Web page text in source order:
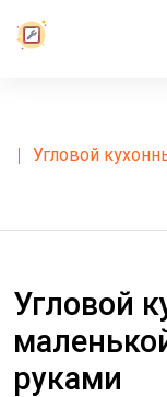
угловой кухонный стол для маленькой кухни своими
Угловой
руками